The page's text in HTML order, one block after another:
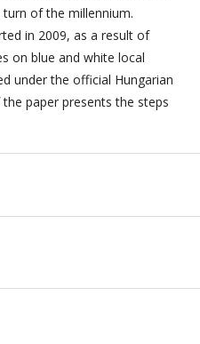
of the millennium.
in 2009, as a result of
on blue and white local
under the official Hungarian
paper presents the steps